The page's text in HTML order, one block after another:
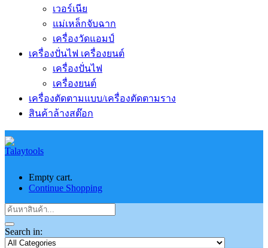
เวอร์เนีย
แม่เหล็กจับฉาก
เครื่องวัดแอมป์
เครื่องปั่นไฟ เครื่องยนต์
เครื่องปั่นไฟ
เครื่องยนต์
เครื่องตัดตามแบบ/เครื่องตัดตามราง
สินค้าล้างสต๊อก
Empty cart.
Continue Shopping
Search in: